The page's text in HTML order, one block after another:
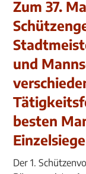
Zum 37.
und
besten
Der 1.